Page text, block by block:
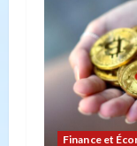
r
t
Finance et